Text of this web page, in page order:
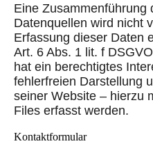
Eine Zusammenführung
Datenquellen wird nicht
Erfassung dieser Daten
Art. 6 Abs. 1 lit. f
hat ein berechtigtes
fehlerfreien Darstellung
seiner Website – hierzu
Files erfasst werden.
Kontaktformular